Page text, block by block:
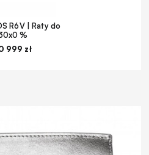
R6V | Raty do
%
999 zł